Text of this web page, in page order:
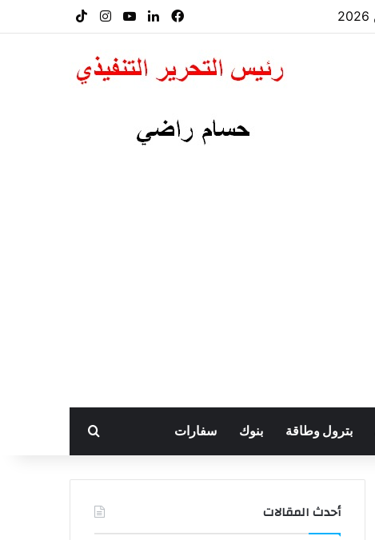
فيسبوكلينكدإن‫YouTube
انستقرام
بترول وطاقة بنوك سفارات بحث عن
أحدث المقالات